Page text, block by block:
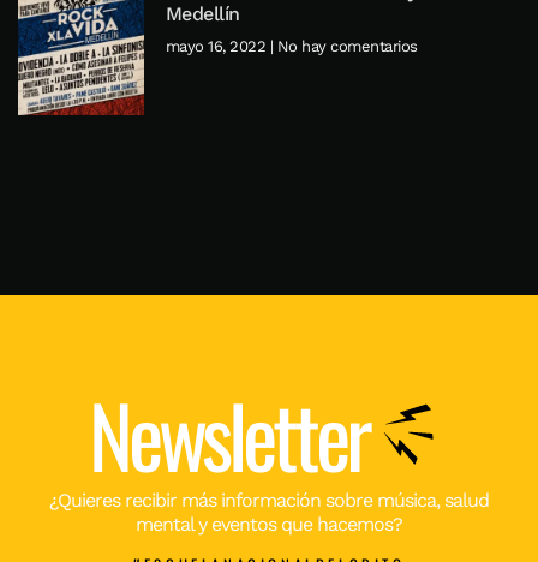
Medellín
mayo 16, 2022 No hay comentarios
Newsletter
¿Quieres recibir más información sobre música, salud
mental y eventos que hacemos?